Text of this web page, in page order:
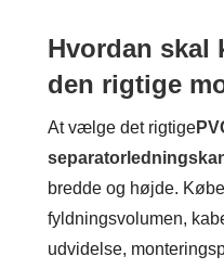
Hvordan skal
den rigtige
At vælge det rigtige
bredde og højde.
fyldningsvolumen,
udvidelse,